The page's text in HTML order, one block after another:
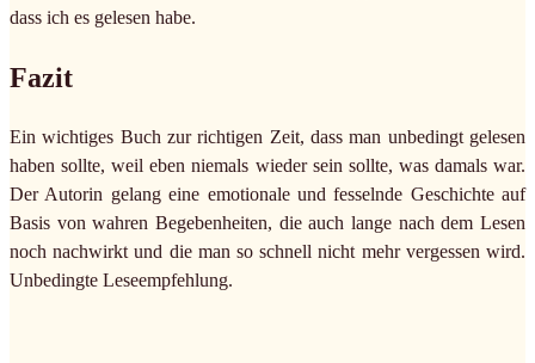
dass ich es gelesen habe.
Fazit
Ein wichtiges Buch zur richtigen Zeit, dass man unbedingt gelesen
haben sollte, weil eben niemals wieder sein sollte, was damals war.
Der Autorin gelang eine emotionale und fesselnde Geschichte auf
Basis von wahren Begebenheiten, die auch lange nach dem Lesen
noch nachwirkt und die man so schnell nicht mehr vergessen wird.
Unbedingte Leseempfehlung.